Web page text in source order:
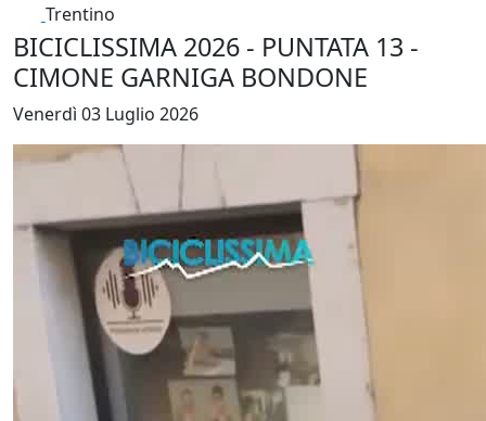
Trentino
BICICLISSIMA 2026 - PUNTATA 13 -
CIMONE GARNIGA BONDONE
Venerdì 03 Luglio 2026